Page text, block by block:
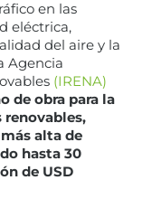
en las
eléctrica,
del aire y la
Agencia
(IRENA)
de obra para la
alta de
hasta 30
de USD